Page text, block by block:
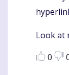
Look at
0